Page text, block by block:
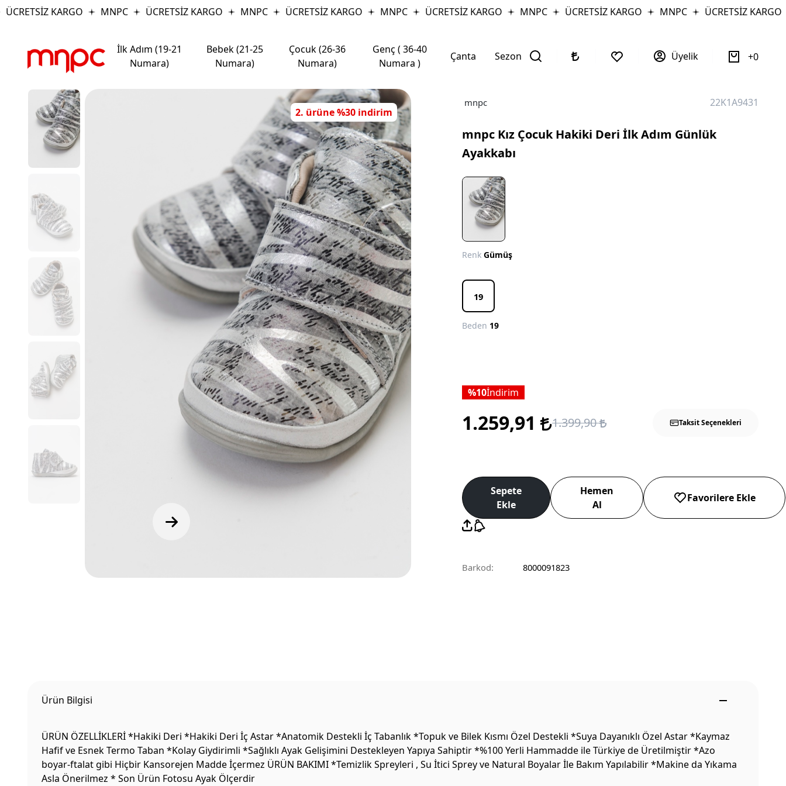
KARGO MNPC ÜCRETSİZ KARGO MNPC ÜCRETSİZ KARGO MNPC ÜCRETSİZ KARGO MNPC ÜCRETSİZ KARGO MNPC ÜCRETSİZ KARGO
İlk Adım (19-21
Numara)
Bebek (21-25
Numara)
Çocuk (26-36
Numara)
Genç ( 36-40
Numara )
Çanta Sezon Üyelik 0
2. ürüne %30 indirim
mnpc 22K1A9431
mnpc Kız Çocuk Hakiki Deri İlk Adım Günlük
Ayakkabı
RenkGümüş
19
Beden 19
10İndirim
1.259,91 1.399,90 Taksit Seçenekleri
Sepete
Ekle
Hemen
Al
Favorilere Ekle
Barkod: 8000091823
Ürün Bilgisi
ÜRÜN ÖZELLİKLERİ *Hakiki Deri *Hakiki Deri İç Astar *Anatomik Destekli İç Tabanlık *Topuk ve Bilek Kısmı Özel Destekli *Suya Dayanıklı Özel Astar *Kaymaz
Hafif ve Esnek Termo Taban *Kolay Giydirimli *Sağlıklı Ayak Gelişimini Destekleyen Yapıya Sahiptir *%100 Yerli Hammadde ile Türkiye de Üretilmiştir *Azo
boyar-ftalat gibi Hiçbir Kansorejen Madde İçermez ÜRÜN BAKIMI *Temizlik Spreyleri , Su İtici Sprey ve Natural Boyalar İle Bakım Yapılabilir *Makine da Yıkama
Asla Önerilmez * Son Ürün Fotosu Ayak Ölçerdir